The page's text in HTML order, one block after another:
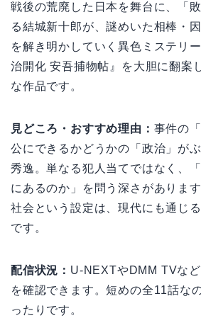
戦後の荒廃した日本を舞台に、「
る結城新十郎が、謎めいた相棒・
を解き明かしていく異色ミステリ
治開化 安吾捕物帖』を大胆に翻案
な作品です。
見どころ・おすすめ理由： 事件の
公にできるかどうかの「政治」が
秀逸。単なる犯人当てではなく、
にあるのか」を問う深さがありま
社会という設定は、現代にも通じ
です。
配信状況： U-NEXTやDMM TVな
を確認できます。短めの全11話な
ったりです。